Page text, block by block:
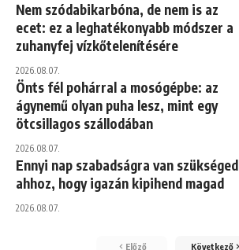
Nem szódabikarbóna, de nem is az
ecet: ez a leghatékonyabb módszer a
zuhanyfej vízkőtelenítésére
2026.08.07.
Önts fél pohárral a mosógépbe: az
ágynemű olyan puha lesz, mint egy
ötcsillagos szállodában
2026.08.07.
Ennyi nap szabadságra van szükséged
ahhoz, hogy igazán kipihend magad
2026.08.07.
Előző Következő